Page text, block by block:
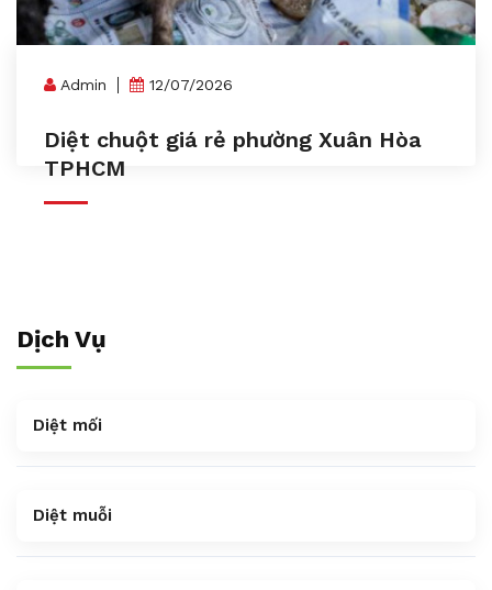
Admin 12/07/2026
Diệt chuột giá rẻ phường Xuân Hòa
TPHCM
Dịch Vụ
Diệt mối
Diệt muỗi